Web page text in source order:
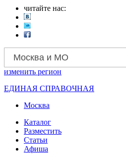
читайте нас:
Москва и МО
изменить регион
ЕДИНАЯ СПРАВОЧНАЯ
Москва
Каталог
Разместить
Статьи
Афиша